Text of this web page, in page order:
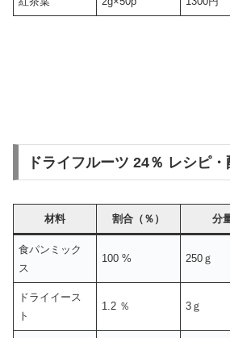
ドライフルーツ 24％ レシピ
材料 割合（％） 分
食パンミック
ス
100 % 250ｇ
ドライイース
ト
1.2 ％ 3ｇ